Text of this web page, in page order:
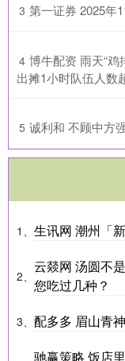
3 第一证券 2025年
4 博牛配资 雨天“鸡
出摊1小时队伍人数
5 诚利和 不顾中方
1、 生讯网 潮州「
2、
云燚网 汤圆不
您吃过几种？
3、 配多多 眉山青
驰赢策略 饭店